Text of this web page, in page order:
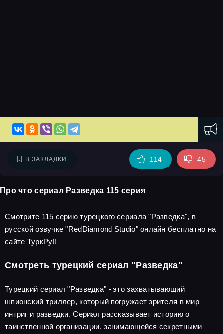
В ЗАКЛАДКИ 114 45
Про что сериал Разведка 115 серия
Смотрите 115 серию турецкого сериала "Разведка", в
русской озвучке "RedDiamond Studio" онлайн бесплатно на
сайте ТуркРу!!
Смотреть турецкий сериал "Разведка"
Турецкий сериал "Разведка" - это захватывающий
шпионский триллер, который погружает зрителя в мир
интриг и разведки. Сериал рассказывает историю о
таинственной организации, занимающейся секретными